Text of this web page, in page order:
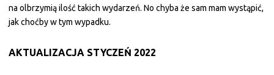
na olbrzymią ilość takich wydarzeń. No chyba że sam mam wystąpić,
jak choćby w tym wypadku.
AKTUALIZACJA STYCZEŃ 2022